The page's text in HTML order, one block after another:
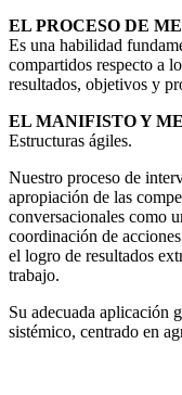
EL PROCESO DE
Es una habilidad
compartidos respecto a
resultados, objetivos y
EL MANIFISTO Y
Estructuras ágiles.
Nuestro proceso de
apropiación de las
conversacionales como
coordinación de
el logro de resultados
trabajo.
Su adecuada aplicación
sistémico, centrado en